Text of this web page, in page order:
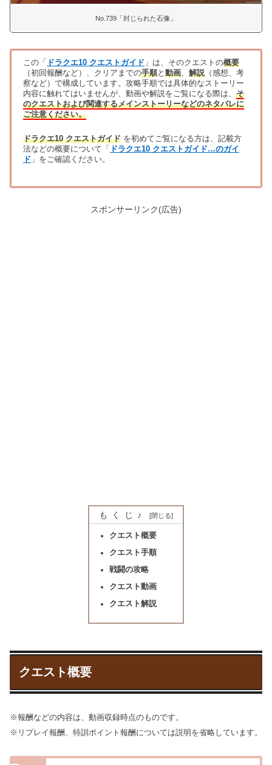
No.739「封じられた石像」
この「 ドラクエ10 クエストガイド 」は、そのクエストの概要
（初回報酬など）、クリアまでの手順と 動画、 解説（感想、考
察など）で構成しています。攻略手順では具体的なストーリー
内容に触れてはいませんが、動画や解説をご覧になる際は、 そ
のクエストおよび関連するメインストーリーなどのネタバレに
ご注意ください。
ドラクエ10 クエストガイドを初めてご覧になる方は、記載方
法などの概要について「
ドラクエ10 クエストガイド…のガイ
ド 」をご確認ください。
スポンサーリンク(広告)
もくじ♪
クエスト概要
クエスト手順
戦闘の攻略
クエスト動画
クエスト解説
クエスト概要
※報酬などの内容は、動画収録時点のものです。
※リプレイ報酬、特訓ポイント報酬については説明を省略しています。